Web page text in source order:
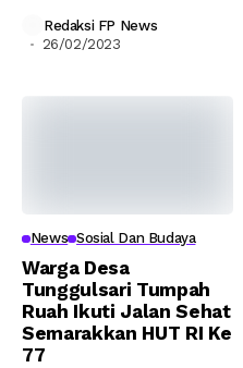
Redaksi FP News
26/02/2023
News Sosial Dan Budaya
Warga Desa
Tunggulsari Tumpah
Ruah Ikuti Jalan Sehat
Semarakkan HUT RI Ke
77